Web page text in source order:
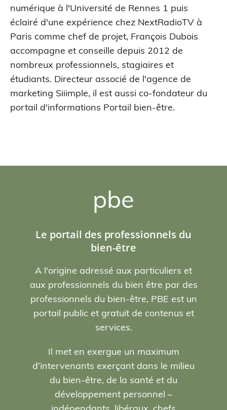
numérique à l'Université de Rennes 1 puis
éclairé d'une expérience chez NextRadioTV à
Paris comme chef de projet, François Dubois
accompagne et conseille depuis 2012 de
nombreux professionnels, stagiaires et
étudiants. Directeur associé de l'agence de
marketing Siiimple, il est aussi co-fondateur du
portail d'informations Portail bien-être.
pbe
Le portail des professionnels du
bien-être
A l'origine adressé aux particuliers et
aux professionnels du bien être par des
professionnels du bien-être, PBE est un
portail public et gratuit de contenus et
services.
Il met en exergue un maximum
d’intervenants exerçant dans le milieu
du bien-être, de la santé et du
développement personnel –